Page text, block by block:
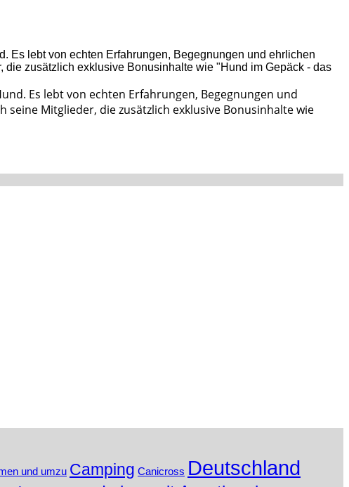
Es lebt von echten Erfahrungen, Begegnungen und
Mitglieder, die zusätzlich exklusive Bonusinhalte wie
und umzu Camping Canicross Deutschland